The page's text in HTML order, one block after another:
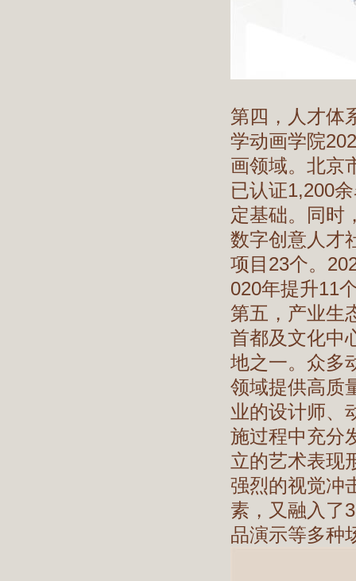
第四，人才体
学动画学院
画领域。北京
已认证1,200
定基础。同时
数字创意人才
项目23个。
020年提升11
第五，产业生
首都及文化中
地之一。众多
领域提供高质
业的设计师、
施过程中充分
立的艺术表现
强烈的视觉冲
素，又融入了
品演示等多种